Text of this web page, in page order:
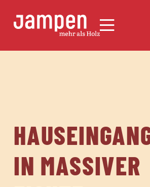
IN MASSIVER